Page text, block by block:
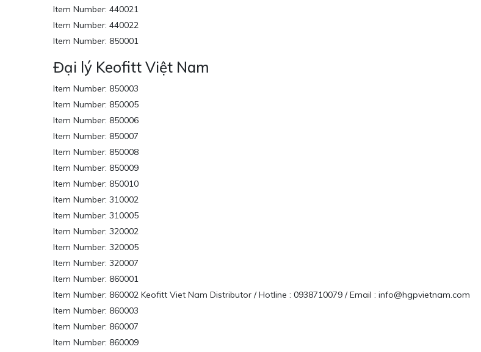
Item Number: 440021
Item Number: 440022
Item Number: 850001
Đại lý Keofitt Việt Nam
Item Number: 850003
Item Number: 850005
Item Number: 850006
Item Number: 850007
Item Number: 850008
Item Number: 850009
Item Number: 850010
Item Number: 310002
Item Number: 310005
Item Number: 320002
Item Number: 320005
Item Number: 320007
Item Number: 860001
Item Number: 860002 Keofitt Viet Nam Distributor / Hotline : 0938710079 / Email : info@hgpvietnam.com
Item Number: 860003
Item Number: 860007
Item Number: 860009